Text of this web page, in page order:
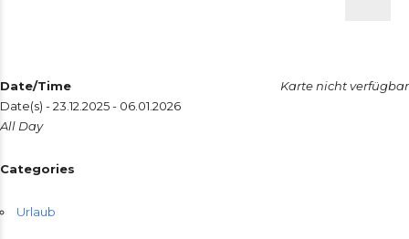
Karte nicht verfügbar
Date/Time
Date(s) - 23.12.2025 - 06.01.2026
All Day
Categories
Urlaub